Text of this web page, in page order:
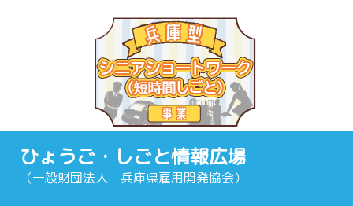
ひょうご・しごと情報広場
（一般財団法人 兵庫県雇用開発協会）